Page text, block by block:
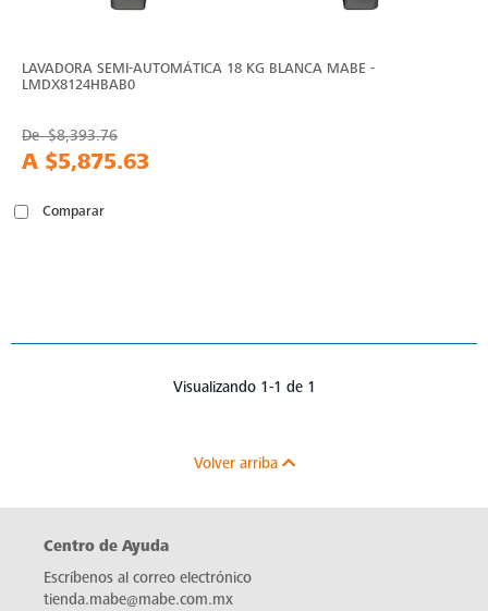
LAVADORA SEMI-AUTOMÁTICA 18 KG BLANCA MABE -
LMDX8124HBAB0
De$8,393.76
A $5,875.63
Comparar
Visualizando 1-1 de 1
Volver arriba
Centro de Ayuda
Escríbenos al correo electrónico
tienda.mabe@mabe.com.mx